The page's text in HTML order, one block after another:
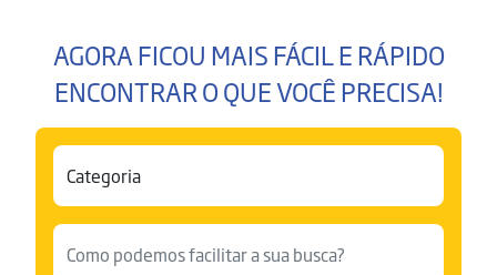
AGORA FICOU MAIS FÁCIL E RÁPIDO
ENCONTRAR O QUE VOCÊ PRECISA!